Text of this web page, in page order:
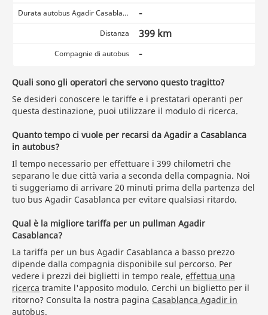
Durata autobus Agadir Casablanca -
Distanza 399 km
Compagnie di autobus -
Quali sono gli operatori che servono questo tragitto?
Se desideri conoscere le tariffe e i prestatari operanti per
questa destinazione, puoi utilizzare il modulo di ricerca.
Quanto tempo ci vuole per recarsi da Agadir a Casablanca
in autobus?
Il tempo necessario per effettuare i 399 chilometri che
separano le due città varia a seconda della compagnia. Noi
ti suggeriamo di arrivare 20 minuti prima della partenza del
tuo bus Agadir Casablanca per evitare qualsiasi ritardo.
Qual è la migliore tariffa per un pullman Agadir
Casablanca?
La tariffa per un bus Agadir Casablanca a basso prezzo
dipende dalla compagnia disponibile sul percorso. Per
vedere i prezzi dei biglietti in tempo reale, effettua una
ricerca tramite l'apposito modulo. Cerchi un biglietto per il
ritorno? Consulta la nostra pagina Casablanca Agadir in
autobus.